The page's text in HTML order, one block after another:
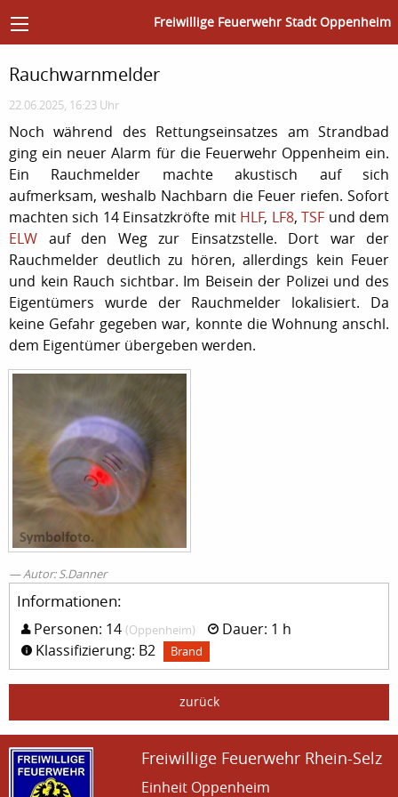
Freiwillige Feuerwehr Stadt Oppenheim
Rauchwarnmelder
22.06.2025, 16:23 Uhr
Noch während des Rettungseinsatzes am Strandbad
ging ein neuer Alarm für die Feuerwehr Oppenheim ein.
Ein Rauchmelder machte akustisch auf sich
aufmerksam, weshalb Nachbarn die Feuer riefen. Sofort
machten sich 14 Einsatzkröfte mit HLF, LF8,TSF und dem
ELW auf den Weg zur Einsatzstelle. Dort war der
Rauchmelder deutlich zu hören, allerdings kein Feuer
und kein Rauch sichtbar. Im Beisein der Polizei und des
Eigentümers wurde der Rauchmelder lokalisiert. Da
keine Gefahr gegeben war, konnte die Wohnung anschl.
dem Eigentümer übergeben werden.
Autor: S.Danner
Informationen:
Personen: 14 (Oppenheim)
Dauer: 1 h
Klassifizierung: B2
Brand
zurück
Freiwillige Feuerwehr Rhein-Selz
Einheit Oppenheim